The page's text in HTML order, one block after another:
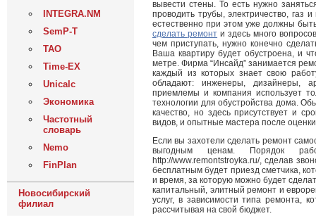
INTEGRA.NM
SemP-T
ТАО
Time-EX
Unicalc
Экономика
Частотный
словарь
Nemo
FinPlan
Новосибирский
филиал
вывести стены. То есть нужно
проводить трубы, электричество, газ
естественно при этом уже должны
сделать ремонт и здесь много
чем приступать, нужно конечно
Ваша квартиру будет обустроена, и
метре. Фирма “Инсайд” занимается
каждый из которых знает свою
обладают: инженеры, дизайнеры,
приемлемы и компания использует
технологии для обустройства дома.
качество, но здесь присутствует и
видов, и опытные мастера после
Если вы захотели сделать ремонт
выгодным ценам. Порядок
http://www.remontstroyka.ru/, сделав
бесплатным будет приезд сметчика,
и время, за которую можно будет
капитальный, элитный ремонт и
услуг, в зависимости типа ремонта,
рассчитывая на свой бюджет.